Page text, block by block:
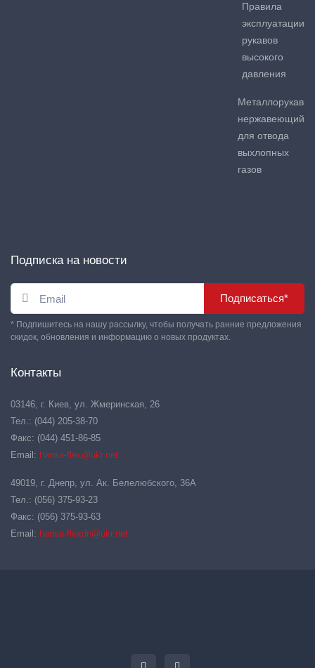
Правила
эксплуатации
рукавов
высокого
давления
Металлорукав
нержавеющий
для отвода
выхлопных
газов
Подписка на новости
Подписаться*
* Подпишитесь на нашу рассылку, чтобы получать ранние предложения
скидок, обновления и информацию о новых продуктах.
Контакты
03146, г. Киев, ул. Жмеринская, 26
Тел.: (044) 205-38-70
Факс: (044) 451-86-85
Email: hansa-flex@ukr.net
49019, г. Днепр, ул. Ак. Белелюбского, 36А
Тел.: (056) 375-93-23
Факс: (056) 375-93-63
Email: hansa-flexdn@ukr.net